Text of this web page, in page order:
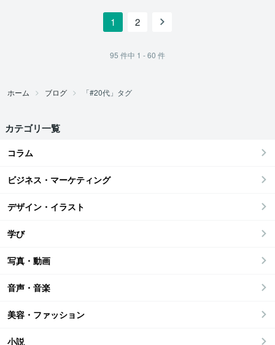
1 2
95 件中 1 - 60 件
ホーム ブログ 「#20代」タグ
カテゴリ一覧
コラム
ビジネス・マーケティング
デザイン・イラスト
学び
写真・動画
音声・音楽
美容・ファッション
小説